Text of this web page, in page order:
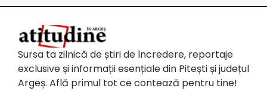
Sursa ta zilnică de știri de încredere, reportaje
exclusive și informații esențiale din Pitești și județul
Argeș. Află primul tot ce contează pentru tine!